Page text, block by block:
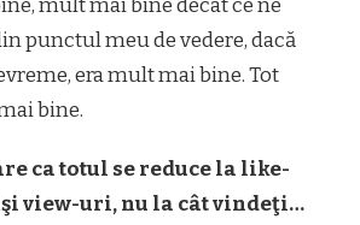
mult mai bine decât ce ne
punctul meu de vedere, dacă
era mult mai bine. Tot
bine.
ca totul se reduce la like-
view-uri, nu la cât vindeţi…